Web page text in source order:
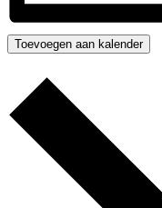
Toevoegen aan kalender